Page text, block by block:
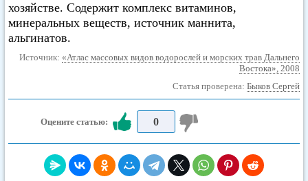
хозяйстве. Содержит комплекс витаминов,
минеральных веществ, источник маннита,
альгинатов.
Источник: «Атлас массовых видов водорослей и морских трав Дальнего
Востока», 2008
Статья проверена: Быков Сергей
Оцените статью: 0